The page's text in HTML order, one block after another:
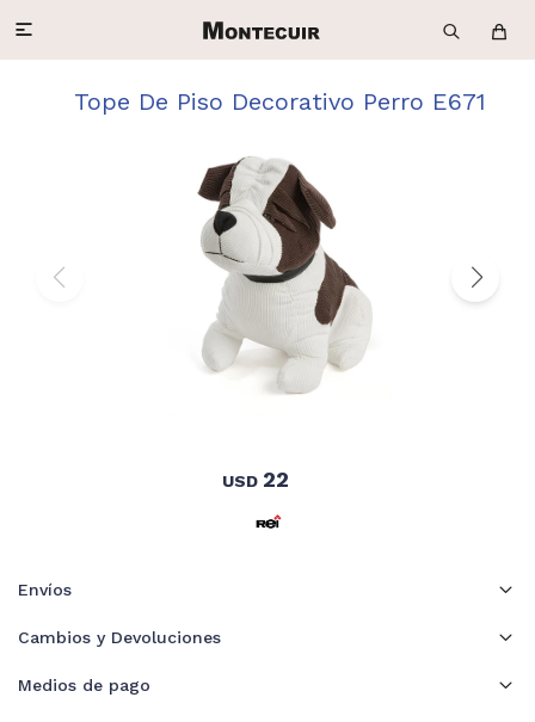

Tope De Piso Decorativo Perro E671
USD 22
Envíos
Cambios y Devoluciones
Medios de pago